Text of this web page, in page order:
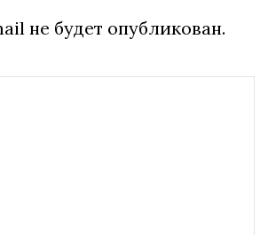
не будет опубликован.